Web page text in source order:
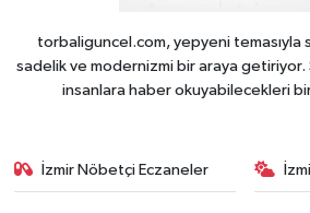
torbaliguncel.com, yepyeni temasıyla
sadelik ve modernizmi bir araya getiriyor.
insanlara haber okuyabilecekleri
İzmir Nöbetçi Eczaneler